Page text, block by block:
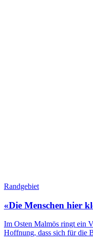
Randgebiet
«Die Menschen hier
Im Osten Malmös ringt ein
Hoffnung, dass sich für die